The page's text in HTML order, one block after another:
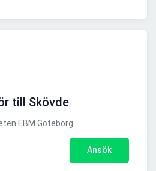
till Skövde
EBM Göteborg
Ansök